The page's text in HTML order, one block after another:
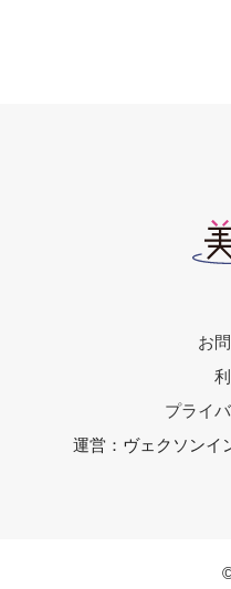
お
プライ
運営：ヴェクソンイ